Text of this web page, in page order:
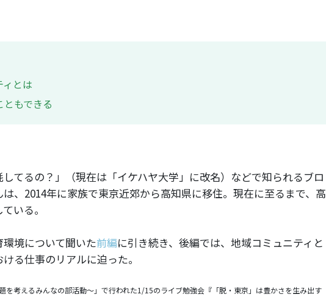
とは
もできる
てるの？」（現在は「イケハヤ大学」に改名）などで知られるブロ
、2014年に家族で東京近郊から高知県に移住。現在に至るまで、高
いる。
境について聞いた前編に引き続き、後編では、地域コミュニティと
る仕事のリアルに迫った。
を考えるみんなの部活動〜」で行われた1/15のライブ勉強会『「脱・東京」は豊かさを生み出す